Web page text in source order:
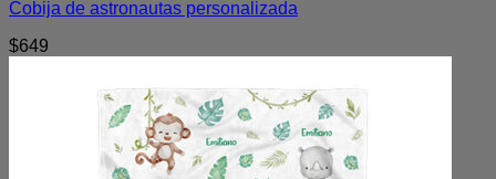
Cobija de astronautas personalizada
$649